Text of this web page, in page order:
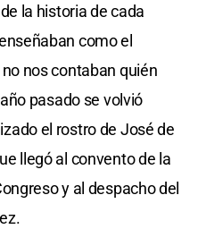
la historia de cada
como el
nos contaban quién
pasado se volvió
el rostro de José de
llegó al convento de la
y al despacho del